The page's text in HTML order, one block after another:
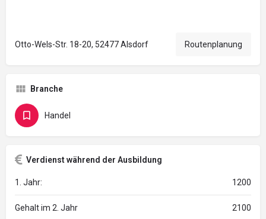
Otto-Wels-Str. 18-20, 52477 Alsdorf Routenplanung
Branche
Handel
Verdienst während der Ausbildung
1. Jahr: 1200
Gehalt im 2. Jahr 2100